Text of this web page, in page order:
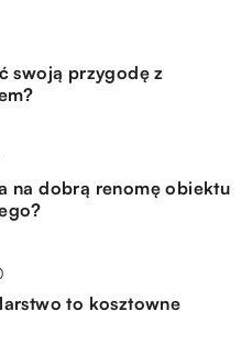
swoją przygodę z
na dobrą renomę obiektu
to kosztowne